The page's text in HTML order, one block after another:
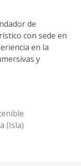
de
con sede en
en la
y
(isla)